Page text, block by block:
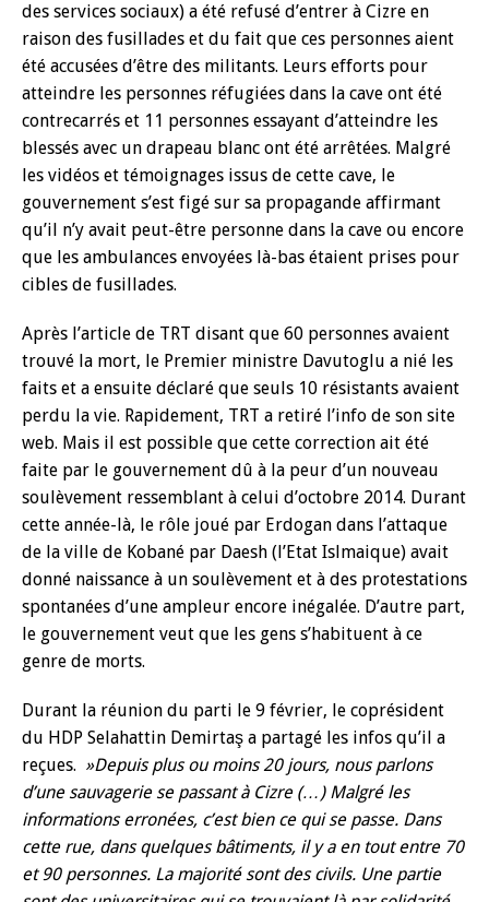
des services sociaux) a été refusé d’entrer à Cizre en
raison des fusillades et du fait que ces personnes aient
été accusées d’être des militants. Leurs efforts pour
atteindre les personnes réfugiées dans la cave ont été
contrecarrés et 11 personnes essayant d’atteindre les
blessés avec un drapeau blanc ont été arrêtées. Malgré
les vidéos et témoignages issus de cette cave, le
gouvernement s’est figé sur sa propagande affirmant
qu’il n’y avait peut-être personne dans la cave ou encore
que les ambulances envoyées là-bas étaient prises pour
cibles de fusillades.
Après l’article de TRT disant que 60 personnes avaient
trouvé la mort, le Premier ministre Davutoglu a nié les
faits et a ensuite déclaré que seuls 10 résistants avaient
perdu la vie. Rapidement, TRT a retiré l’info de son site
web. Mais il est possible que cette correction ait été
faite par le gouvernement dû à la peur d’un nouveau
soulèvement ressemblant à celui d’octobre 2014. Durant
cette année-là, le rôle joué par Erdogan dans l’attaque
de la ville de Kobané par Daesh (l’Etat Islmaique) avait
donné naissance à un soulèvement et à des protestations
spontanées d’une ampleur encore inégalée. D’autre part,
le gouvernement veut que les gens s’habituent à ce
genre de morts.
Durant la réunion du parti le 9 février, le coprésident
du HDP Selahattin Demirtaş a partagé les infos qu’il a
reçues. »Depuis plus ou moins 20 jours, nous parlons
d’une sauvagerie se passant à Cizre (…) Malgré les
informations erronées, c’est bien ce qui se passe. Dans
cette rue, dans quelques bâtiments, il y a en tout entre 70
et 90 personnes. La majorité sont des civils. Une partie